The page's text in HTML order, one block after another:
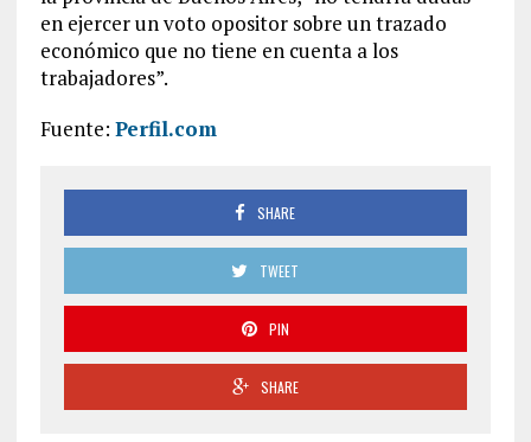
en ejercer un voto opositor sobre un trazado
económico que no tiene en cuenta a los
trabajadores”.
Fuente: Perfil.com
SHARE
TWEET
PIN
SHARE